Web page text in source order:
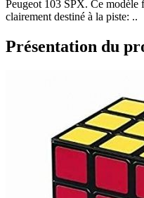
Peugeot 103 SPX. Ce modèle
clairement destiné à la piste: ..
Présentation du